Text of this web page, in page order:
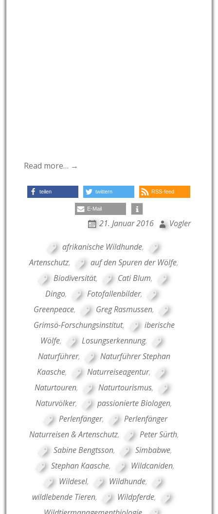
Read more… →
teilen twittern RSS-feed
E-Mail
21. Januar 2016 Vogler
afrikanische Wildhunde,
Artenschutz, auf den Spuren der Wölfe,
Biodiversität, Cati Blum,
Dingo, Fotofallenbilder,
Greenpeace, Greg Rasmussen,
Grimsö-Forschungsinstitut,
iberische
Wölfe, Losungserkennung,
Naturführer,
Naturführer Stephan
Kaasche, Naturreiseagentur,
Naturtouren, Naturtourismus,
Naturvölker, passionierte Biologen,
Perlenfänger,
Perlenfänger
Naturreisen & Artenschutz, Peter Sürth,
Sabine Bengtsson, Simbabwe,
Stephan Kaasche, Wildcaniden,
Wildesel, Wildhunde,
wildlebende Tieren, Wildpferde,